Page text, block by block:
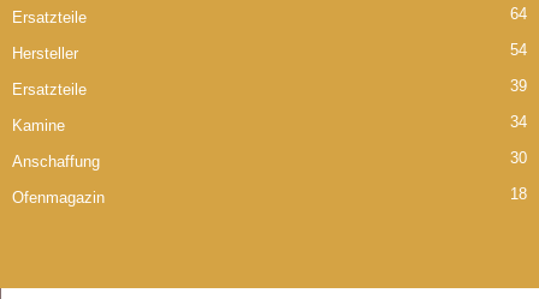
Ersatzteile 64
Hersteller 54
Ersatzteile 39
Kamine 34
Anschaffung 30
Ofenmagazin 18